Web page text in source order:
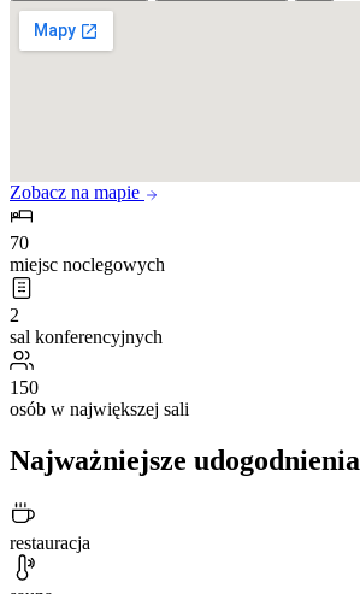
Zobacz na mapie
70
miejsc noclegowych
2
sal konferencyjnych
150
osób w największej sali
Najważniejsze udogodnienia
restauracja